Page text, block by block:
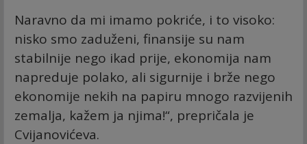
Naravno da mi imamo pokriće, i to visoko:
nisko smo zaduženi, finansije su nam
stabilnije nego ikad prije, ekonomija nam
napreduje polako, ali sigurnije i brže nego
ekonomije nekih na papiru mnogo razvijenih
zemalja, kažem ja njima!“, prepričala je
Cvijanovićeva.